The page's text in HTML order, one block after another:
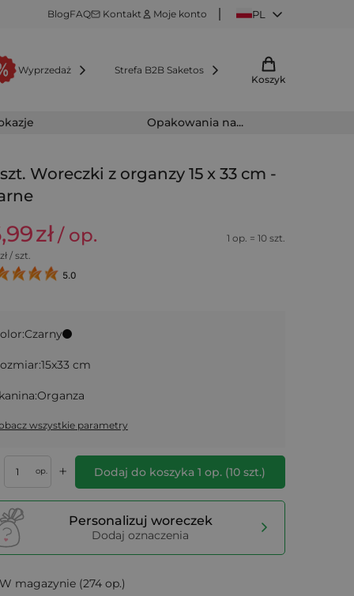
BlogFAQ Kontakt Moje konto PL
Wyprzedaż
Strefa B2B Saketos
Koszyk
Opakowania na...
Woreczki z organzy 15 x 33 cm -
zł/ op.
1 op. = 10 szt.
/ szt.
5.0
Czarny
15x33 cm
Organza
wszystkie parametry
op. + Dodaj do koszyka1 op. (10 szt.)
Personalizuj woreczek
Dodaj oznaczenia
W magazynie (274 op.)